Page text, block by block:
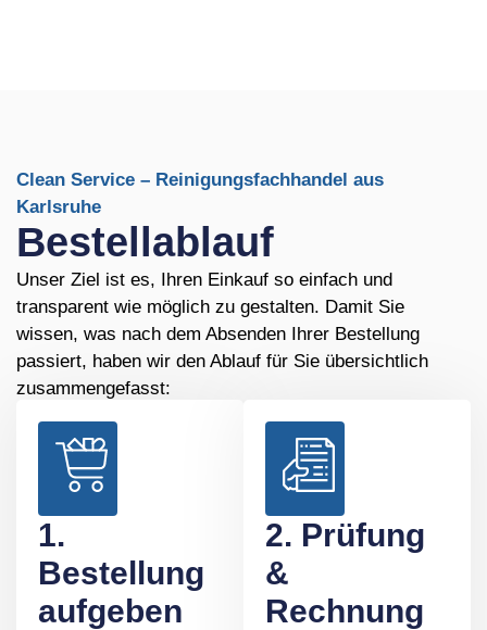
Clean Service – Reinigungsfachhandel aus
Karlsruhe
Bestellablauf
Unser Ziel ist es, Ihren Einkauf so einfach und
transparent wie möglich zu gestalten. Damit Sie
wissen, was nach dem Absenden Ihrer Bestellung
passiert, haben wir den Ablauf für Sie übersichtlich
zusammengefasst:
1.
Bestellung
aufgeben
2. Prüfung
&
Rechnung